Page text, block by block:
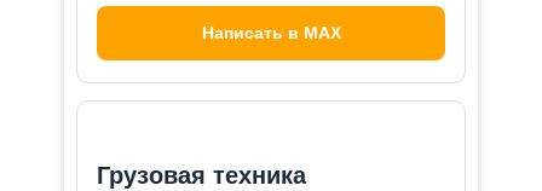
Написать в MAX
Грузовая техника